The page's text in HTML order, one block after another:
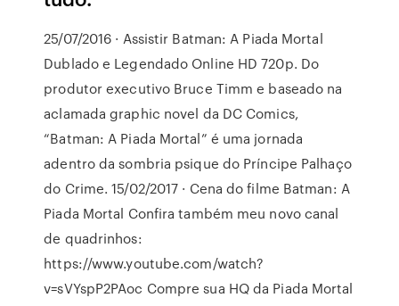
25/07/2016 · Assistir Batman: A Piada Mortal
Dublado e Legendado Online HD 720p. Do
produtor executivo Bruce Timm e baseado na
aclamada graphic novel da DC Comics,
“Batman: A Piada Mortal” é uma jornada
adentro da sombria psique do Príncipe Palhaço
do Crime. 15/02/2017 · Cena do filme Batman: A
Piada Mortal Confira também meu novo canal
de quadrinhos:
https://www.youtube.com/watch?
v=sVYspP2PAoc Compre sua HQ da Piada Mortal